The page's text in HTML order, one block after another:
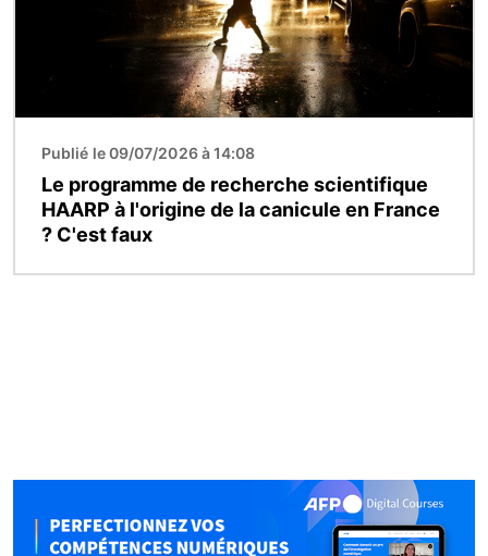
Publié le 09/07/2026 à 14:08
Le programme de recherche scientifique
HAARP à l'origine de la canicule en France
? C'est faux